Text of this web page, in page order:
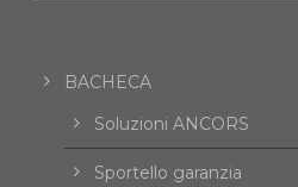
BACHECA
Soluzioni ANCORS
Sportello garanzia